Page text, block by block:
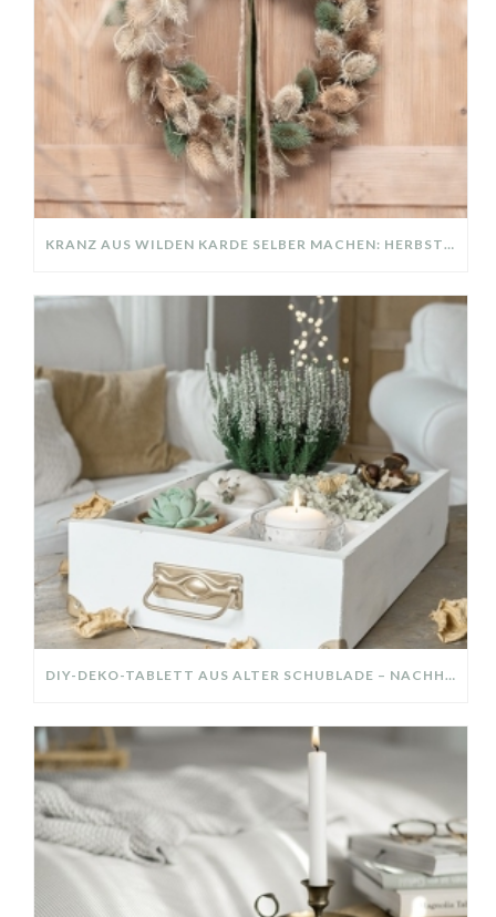
KRANZ AUS WILDEN KARDE SELBER MACHEN: HERBSTDEKO GANZ EINFACH
DIY-DEKO-TABLETT AUS ALTER SCHUBLADE – NACHHALTIGE HERBSTDEKO SELBER MACHEN!